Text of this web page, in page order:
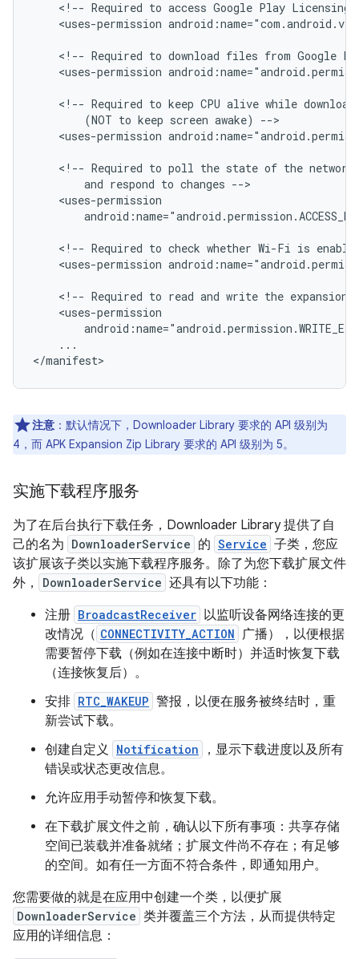
<!-- Required to access Google Play Licensing
<uses-permission
<!-- Required to download files from Google
<uses-permission
<!-- Required to keep CPU alive while
(NOT to keep screen awake)
<uses-permission
<!-- Required to poll the state of the network
and respond to changes
<!-- Required to check whether Wi-Fi is
<uses-permission
<!-- Required to read and write the expansion
...
</manifest>
注意 ：默认情况下，Downloader Library 要求的 API 级别为
4，而 APK Expansion Zip Library 要求的 API 级别为 5。
实施下载程序服务
为了在后台执行下载任务，Downloader Library 提供了自
己的名为 DownloaderService 的 Service 子类，您应
该扩展该子类以实施下载程序服务。除了为您下载扩展文件
外，
DownloaderService 还具有以下功能：
注册 BroadcastReceiver 以监听设备网络连接的更
改情况（ CONNECTIVITY_ACTION 广播），以便根据
需要暂停下载（例如在连接中断时）并适时恢复下载
（连接恢复后）。
安排 RTC_WAKEUP 警报，以便在服务被终结时，重
新尝试下载。
创建自定义 Notification
，显示下载进度以及所有
错误或状态更改信息。
允许应用手动暂停和恢复下载。
在下载扩展文件之前，确认以下所有事项：共享存储
空间已装载并准备就绪；扩展文件尚不存在；有足够
的空间。如有任一方面不符合条件，即通知用户。
您需要做的就是在应用中创建一个类，以便扩展
DownloaderService 类并覆盖三个方法，从而提供特定
应用的详细信息：